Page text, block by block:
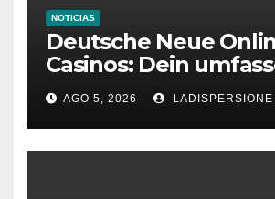
NOTICIAS
Deutsche Neue
Casinos: Dein
Ratgeber für
AGO 5, 2026 LADISPERSIONE